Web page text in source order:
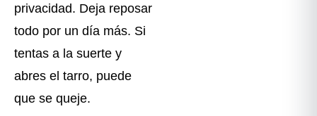
privacidad. Deja reposar
todo por un día más. Si
tentas a la suerte y
abres el tarro, puede
que se queje.